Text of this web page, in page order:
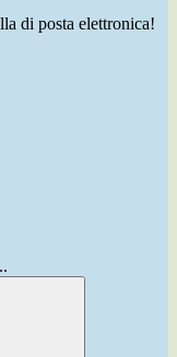
di posta elettronica!